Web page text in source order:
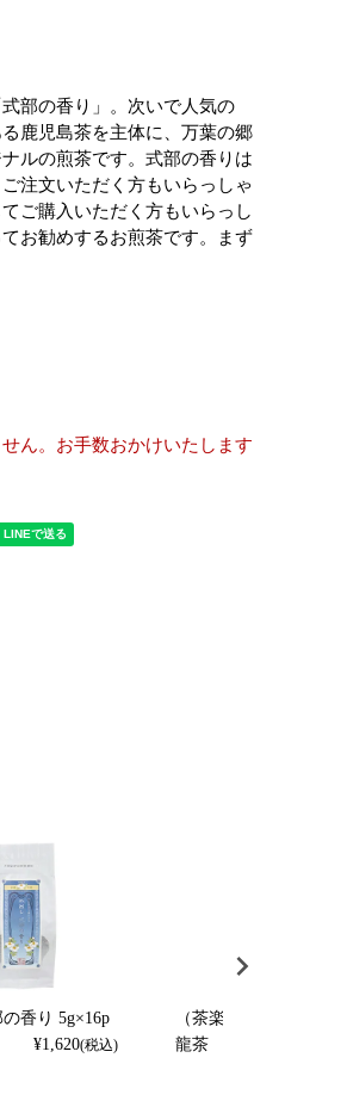
部の香り」。次いで人気の
鹿児島茶を主体に、万葉の郷
ルの煎茶です。式部の香りは
注文いただく方もいらっしゃ
ご購入いただく方もいらっし
お勧めするお煎茶です。まず
ん。お手数おかけいたします
香り 5g×16p
¥1,620(税込)
（茶楽） 【国産】白
龍茶